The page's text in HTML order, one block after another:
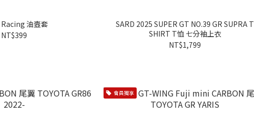
Racing 油壼套
NT$399
SARD 2025 SUPER GT NO.39 GR SUPRA T
SHIRT T恤 七分袖上衣
NT$1,799
會員獨享